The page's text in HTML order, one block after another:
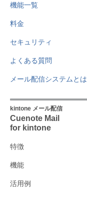
機能一覧
料金
セキュリティ
よくある質問
メール配信システムとは
kintone メール配信
Cuenote Mail
for kintone
特徴
機能
活用例